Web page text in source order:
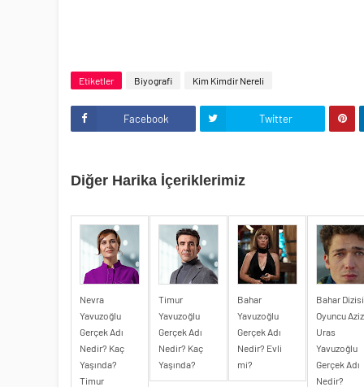
Etiketler Biyografi Kim Kimdir Nereli
Facebook Twitter
Diğer Harika İçeriklerimiz
Nevra
Yavuzoğlu
Gerçek Adı
Nedir? Kaç
Yaşında?
Timur
Timur
Yavuzoğlu
Gerçek Adı
Nedir? Kaç
Yaşında?
Bahar
Yavuzoğlu
Gerçek Adı
Nedir? Evli
mi?
Bahar Dizisi
Oyuncu Aziz
Uras
Yavuzoğlu
Gerçek Adı
Nedir?